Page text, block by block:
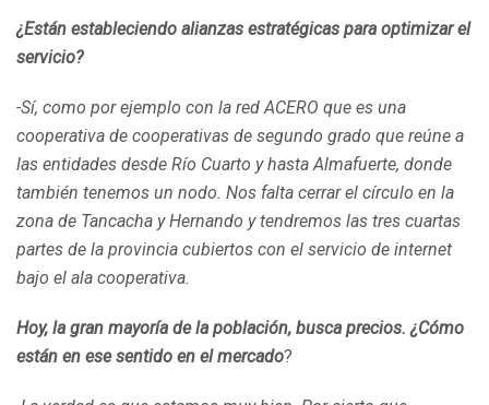
¿Están estableciendo alianzas estratégicas para optimizar el
servicio?
-Sí, como por ejemplo con la red ACERO que es una
cooperativa de cooperativas de segundo grado que reúne a
las entidades desde Río Cuarto y hasta Almafuerte, donde
también tenemos un nodo. Nos falta cerrar el círculo en la
zona de Tancacha y Hernando y tendremos las tres cuartas
partes de la provincia cubiertos con el servicio de internet
bajo el ala cooperativa.
Hoy, la gran mayoría de la población, busca precios. ¿Cómo
están en ese sentido en el mercado?